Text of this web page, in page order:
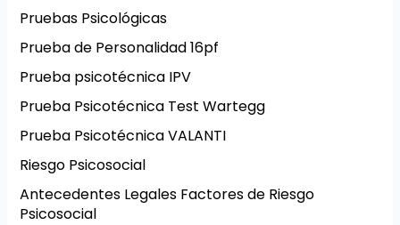
Pruebas Psicológicas
Prueba de Personalidad 16pf
Prueba psicotécnica IPV
Prueba Psicotécnica Test Wartegg
Prueba Psicotécnica VALANTI
Riesgo Psicosocial
Antecedentes Legales Factores de Riesgo
Psicosocial